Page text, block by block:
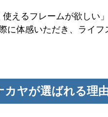
えるフレームが欲しい
に体感いただき、ライ
カヤが選ばれる理